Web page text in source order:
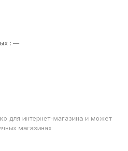
: —
для интернет-магазина и может
магазинах